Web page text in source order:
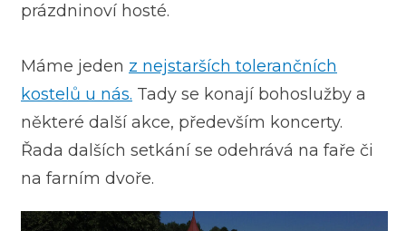
prázdninoví hosté.
Máme jeden z nejstarších tolerančních
kostelů u nás. Tady se konají bohoslužby a
některé další akce, především koncerty.
Řada dalších setkání se odehrává na faře či
na farním dvoře.